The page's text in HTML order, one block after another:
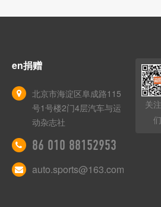
en捐赠
北京市海淀区阜成路115
号1号楼2门4层汽车与运
动杂志社
86 010 88152953
auto.sports@163.com
关
们